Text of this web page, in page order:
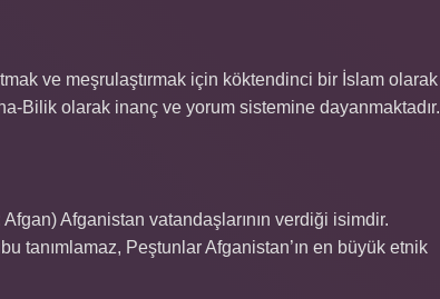
ve meşrulaştırmak için köktendinci bir İslam olarak
Bilik olarak inanç ve yorum sistemine dayanmaktadır.
Afganistan vatandaşlarının verdiği isimdir.
tanımlamaz, Peştunlar Afganistan’ın en büyük etnik